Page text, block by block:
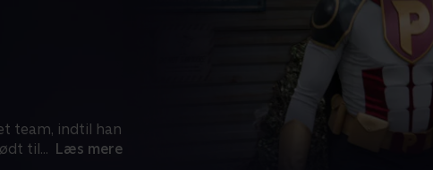
team, indtil han
til... Læs mere